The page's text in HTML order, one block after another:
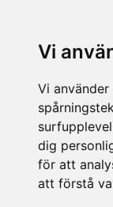
Vi
Vi
dig
för att
att förstå